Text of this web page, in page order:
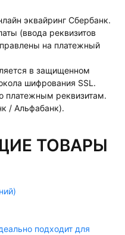
эквайринг Сбербанк.
(ввода реквизитов
на платежный
в защищенном
шифрования SSL.
платежным реквизитам.
/ Альфабанк).
ТОВАРЫ
подходит для